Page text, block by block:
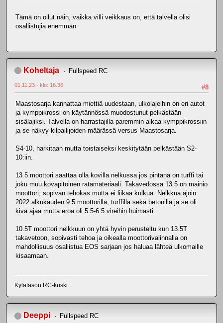
Tämä on ollut näin, vaikka villi veikkaus on, että talvella olisi
osallistujia enemmän.
Koheltaja Fullspeed RC
#8
01.11.23 - klo: 16.36
Maastosarja kannattaa miettiä uudestaan, ulkolajeihin on eri autot
ja kymppikrossi on käytännössä muodostunut pelkästään
sisälajiksi. Talvella on harrastajilla paremmin aikaa kymppikrossiin
ja se näkyy kilpailijoiden määrässä versus Maastosarja.
S4-10, harkitaan mutta toistaiseksi keskitytään pelkästään S2-
10:iin.
13.5 moottori saattaa olla kovilla nelkussa jos pintana on turffi tai
joku muu kovapitoinen ratamateriaali. Takavedossa 13.5 on mainio
moottori, sopivan tehokas mutta ei liikaa kulkua. Nelkkua ajoin
2022 alkukauden 9.5 moottorilla, turffilla sekä betonilla ja se oli
kiva ajaa mutta eroa oli 5.5-6.5 vireihin huimasti.
10.5T moottori nelkkuun on yhtä hyvin perusteltu kun 13.5T
takavetoon, sopivasti tehoa ja oikealla moottorivalinnalla on
mahdollisuus osaliistua EOS sarjaan jos haluaa lähteä ulkomaille
kisaamaan.
Kylätason RC-kuski.
Deeppi Fullspeed RC